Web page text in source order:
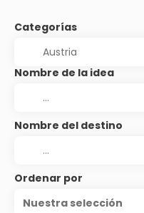
Categorías
Nombre de la idea
Nombre del destino
Ordenar por
Nuestra selección